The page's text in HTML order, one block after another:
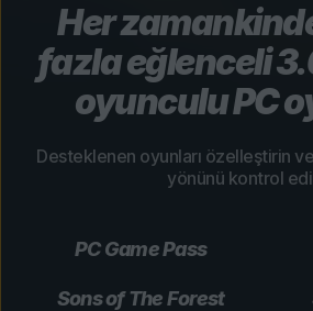
Her
fazla eğlenceli
oyunculu PC
Desteklenen oyunları özelleştirin
yönünü kontrol
PC Game Pass
Sons of The Forest